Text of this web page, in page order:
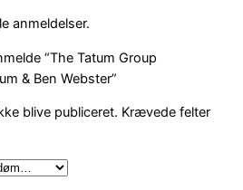
anmeldelser.
“The Tatum Group
& Ben Webster”
blive publiceret. Krævede felter